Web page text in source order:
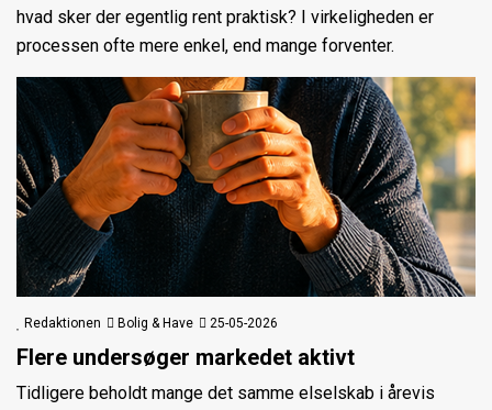
hvad sker der egentlig rent praktisk? I virkeligheden er
processen ofte mere enkel, end mange forventer.
Redaktionen Bolig & Have 25-05-2026
Flere undersøger markedet aktivt
Tidligere beholdt mange det samme elselskab i årevis